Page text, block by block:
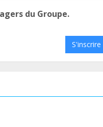
du Groupe.
S'inscrire